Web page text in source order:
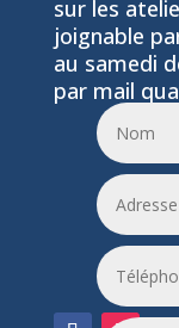
sur les
joignable
au samedi
par mail
06 24